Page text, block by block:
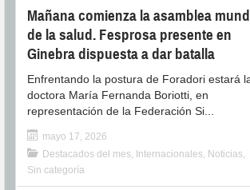
Mañana comienza la asamblea
de la salud. Fesprosa presente en
Ginebra dispuesta a dar batalla
Enfrentando la postura de Foradori estará
doctora María Fernanda Boriotti, en
representación de la Federación Si...
mayo 17, 2026
Destacados del mes, Internacionales, Noticias,
Sin categoría